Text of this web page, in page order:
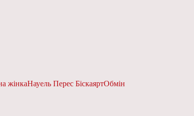
жінкаНауель Перес БіскаяртОбмін